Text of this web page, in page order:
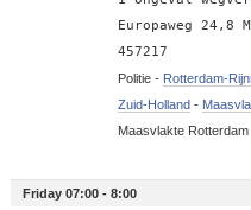
Europaweg 24,8
457217
Politie - Rotterdam-
Zuid-Holland -
Maasvlakte Rotterdam
Friday 07:00 - 8:00